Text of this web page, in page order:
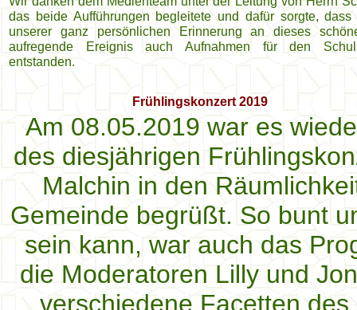
das beide Aufführungen begleitete und dafür sorgte, dass
unserer ganz persönlichen Erinnerung an dieses
aufregende Ereignis auch Aufnahmen für den
entstanden.
Frühlingskonzert 2019
Am 08.05.2019 war es
des diesjährigen
Malchin in den
Gemeinde begrüßt. So bunt
sein kann, war auch das
die Moderatoren Lilly und
verschiedene Facetten